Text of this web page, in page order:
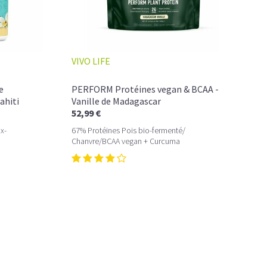
INTENSITÉ
pour un moment de pure détente… ou de concentration
glycémie, qui vous accompagne toute la matinée et un
vrai café glacé, sans se sentir lourd ni affamé.
VIVO LIFE
PERFORM Protéines vegan & BCAA -
Vanille de Madagascar
52,99 €
67% Protéines Pois bio-fermenté/
Chanvre/BCAA vegan + Curcuma